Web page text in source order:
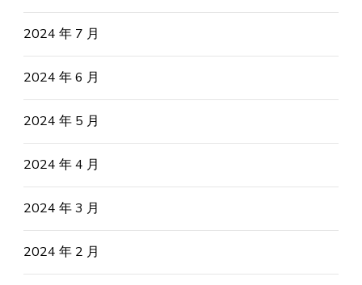
2024 年 7 月
2024 年 6 月
2024 年 5 月
2024 年 4 月
2024 年 3 月
2024 年 2 月